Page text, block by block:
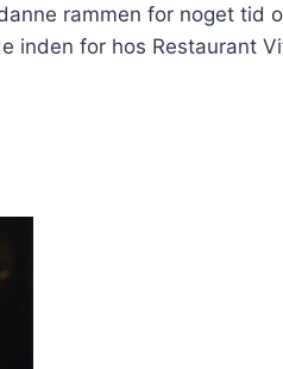
rammen for noget tid
inden for hos Restaurant